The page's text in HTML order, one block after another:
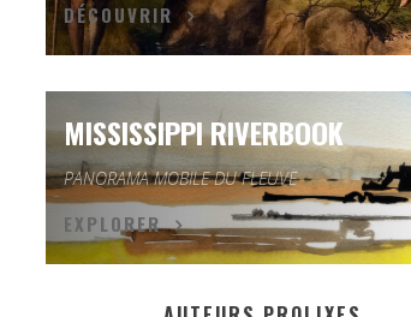
DÉCOUVRIR
MISSISSIPPI RIVERBOOK
PANORAMA MOBILE DU FLEUVE
EXPLORER